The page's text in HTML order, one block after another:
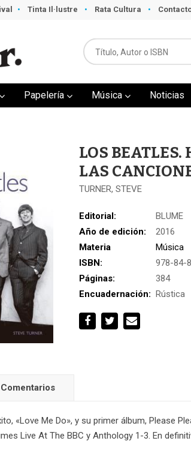
Tinta Il·lustre Rata Cultura
Papelería Música Noticias
LOS BEATLES.
LAS
TURNER, STEVE
Editorial:
BLUME
Año de edición:
2016
Materia
Música
ISBN:
978-84-
Páginas:
384
Encuadernación: Rústica
Comentarios
«Love Me Do», y su primer álbum, Please
Live At The BBC y Anthology 1-3. En